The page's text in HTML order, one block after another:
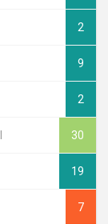
2
9
2
30
19
7